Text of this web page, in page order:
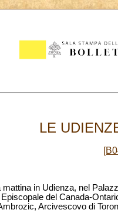
LE
mattina in Udienza, nel
del Canada-
Arcivescovo di